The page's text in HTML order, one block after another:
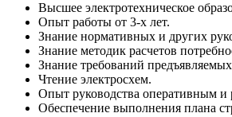
Высшее электротехническое
Опыт работы от 3-х лет.
Знание нормативных и других
Знание методик расчетов
Знание требований
Чтение электросхем.
Опыт руководства оперативным и
Обеспечение выполнения плана